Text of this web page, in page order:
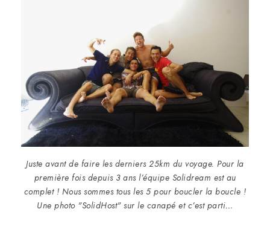
Juste avant de faire les derniers 25km du voyage. Pour la
première fois depuis 3 ans l’équipe Solidream est au
complet ! Nous sommes tous les 5 pour boucler la boucle !
Une photo "SolidHost" sur le canapé et c’est parti…